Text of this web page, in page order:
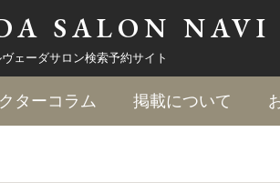
SALON NAVI
ェーダサロン検索予約サイト
クターコラム 掲載について